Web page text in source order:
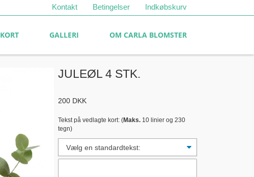
Kontakt Betingelser Indkøbskurv
GALLERI OM CARLA BLOMSTER
JULEØL 4 STK.
200DKK
Tekst på vedlagte kort: (Maks.10 linier og 230
tegn)